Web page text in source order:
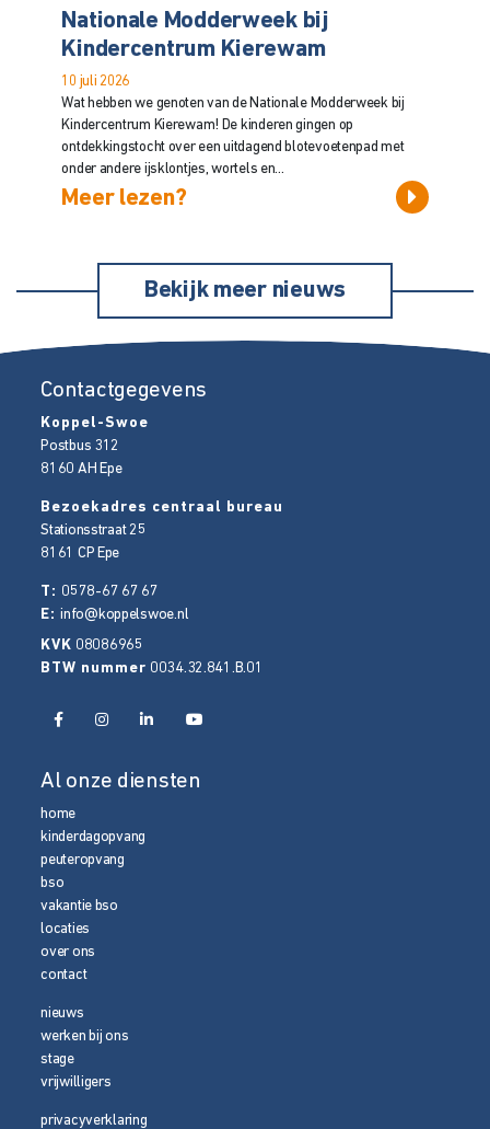
Nationale Modderweek bij
Kindercentrum Kierewam
10 juli 2026
Wat hebben we genoten van de Nationale Modderweek bij
Kindercentrum Kierewam! De kinderen gingen op
ontdekkingstocht over een uitdagend blotevoetenpad met
onder andere ijsklontjes, wortels en...
Meer lezen?
Bekijk meer nieuws
Contactgegevens
Koppel-Swoe
Postbus 312
8160 AH Epe
Bezoekadres centraal bureau
Stationsstraat 25
8161 CPEpe
T: 0578-67 67 67
E:info@koppelswoe.nl
KVK 08086965
BTW nummer 0034.32.841.B.01
Al onze diensten
home
kinderdagopvang
peuteropvang
bso
vakantie bso
locaties
over ons
contact
nieuws
werken bij ons
stage
vrijwilligers
privacyverklaring